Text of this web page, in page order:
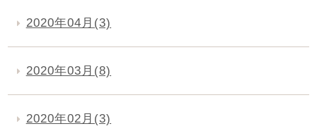
2020年04月(3)
2020年03月(8)
2020年02月(3)